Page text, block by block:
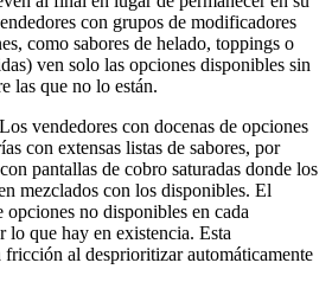
y chip
con grupos de modificadores
como sabores de helado, toppings o
ven solo las opciones disponibles sin
las que no lo están.
Los vendedores con docenas de opciones
con extensas listas de sabores, por
pantallas de cobro saturadas donde los
mezclados con los disponibles. El
opciones no disponibles en cada
lo que hay en existencia. Esta
al desprioritizar automáticamente